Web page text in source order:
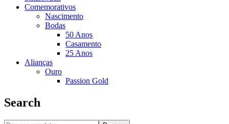
Comemorativos
Nascimento
Bodas
50 Anos
Casamento
25 Anos
Alianças
Ouro
Passion Gold
Search